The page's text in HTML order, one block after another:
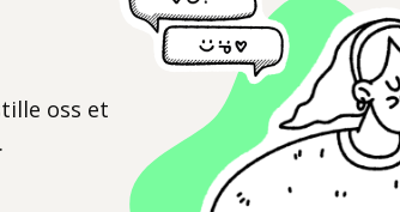
oss et